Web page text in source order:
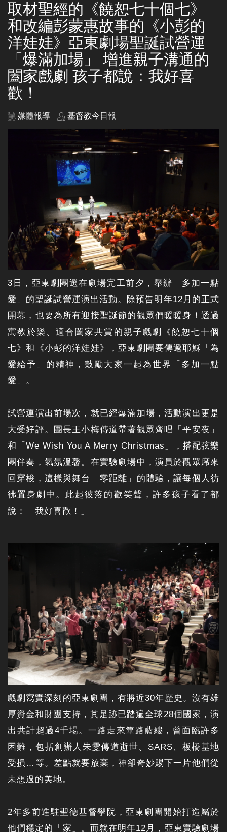
取材聖經的《饒恕七十個七》
和改編彭蒙惠故事的《小彭的
洋娃娃》亞東劇場聖誕試營運
「爆滿加場」 增進親子溝通的
闔家戲劇 孩子都說：我好喜
歡！
媒體報導 基督教今日報
3日，亞東劇團選在劇場完工前夕，舉辦「多加一點
愛」的聖誕試營運演出活動。除預告明年12月的正式
開幕，也要為所有迎接聖誕節的觀眾們暖暖身！透過
寓教於樂、適合闔家共賞的親子戲劇《饒恕七十個
七》和《小彭的洋娃娃》，亞東劇團要傳遞耶穌「為
愛給予」的精神，鼓勵大家一起為世界「多加一點
愛」。
試營運演出前場次，就已經爆滿加場，活動演出更是
大受好評。團長王小梅傳道帶著觀眾齊唱「平安夜」
和「We Wish You A Merry Christmas」，搭配弦樂
團伴奏，氣氛溫馨。在實驗劇場中，演員於觀眾席來
回穿梭，這樣與舞台「零距離」的體驗，讓每個人彷
彿置身劇中。此起彼落的歡笑聲，許多孩子看了都
說：「我好喜歡！」
戲劇寫實深刻的亞東劇團，有將近30年歷史。沒有雄
厚資金和財團支持，其足跡已踏遍全球28個國家，演
出共計超過4千場。一路走來篳路藍縷，曾面臨許多
困難，包括創辦人朱雯傳道逝世、SARS、板橋基地
受損…等。差點就要放棄，神卻奇妙賜下一片他們從
未想過的美地。
2年多前進駐聖德基督學院，亞東劇團開始打造屬於
他們穩定的「家」。而就在明年12月，亞東實驗劇場